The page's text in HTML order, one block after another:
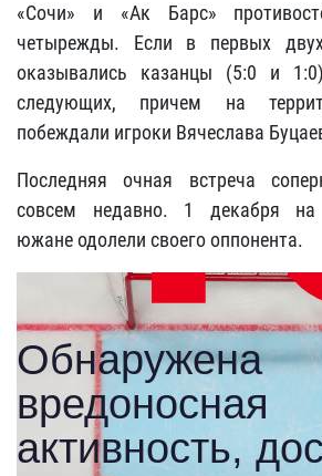
«Сочи» и «Ак Барс»
четырежды. Если в первых
оказывались казанцы (5:0 и
следующих, причем на
побеждали игроки Вячеслава
Последняя очная встреча
совсем недавно. 1 декабря на
южане одолели своего оппонента.